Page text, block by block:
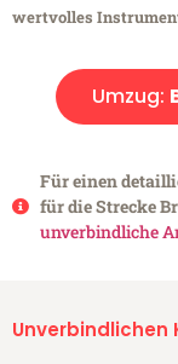
wertvolles
Umzug:
Für einen
für die Strecke
unverbindliche